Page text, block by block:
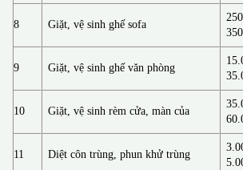
8 Giặt, vệ sinh ghế sofa
9 Giặt, vệ sinh ghế văn phòng
10 Giặt, vệ sinh rèm cửa, màn của
11 Diệt côn trùng, phun khử trùng